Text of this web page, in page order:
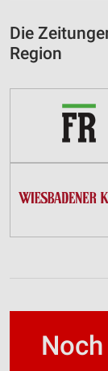
Die
Region